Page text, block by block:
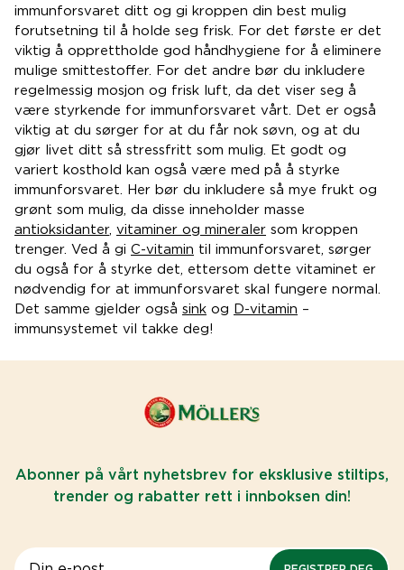
immunforsvaret ditt og gi kroppen din best mulig
forutsetning til å holde seg frisk. For det første er det
viktig å opprettholde god håndhygiene for å eliminere
mulige smittestoffer. For det andre bør du inkludere
regelmessig mosjon og frisk luft, da det viser seg å
være styrkende for immunforsvaret vårt. Det er også
viktig at du sørger for at du får nok søvn, og at du
gjør livet ditt så stressfritt som mulig. Et godt og
variert kosthold kan også være med på å styrke
immunforsvaret. Her bør du inkludere så mye frukt og
grønt som mulig, da disse inneholder masse
antioksidanter, vitaminer og mineraler som kroppen
trenger. Ved å gi C-vitamin til immunforsvaret, sørger
du også for å styrke det, ettersom dette vitaminet er
nødvendig for at immunforsvaret skal fungere normal.
Det samme gjelder også sink og D-vitamin –
immunsystemet vil takke deg!
Abonner på vårt nyhetsbrev for eksklusive stiltips,
trender og rabatter rett i innboksen din!